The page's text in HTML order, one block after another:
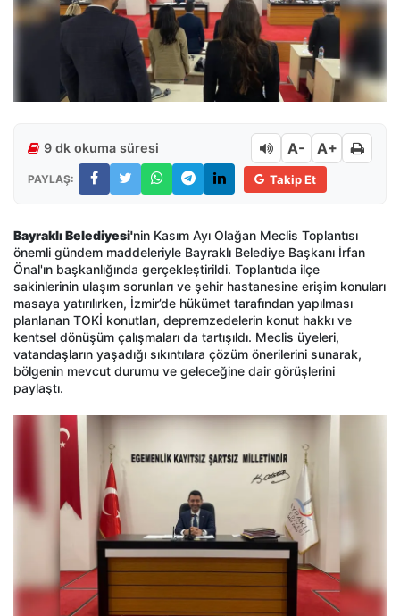
9 dk okuma süresi A- A+
PAYLAŞ: Takip Et
Bayraklı Belediyesi'nin Kasım Ayı Olağan Meclis Toplantısı
önemli gündem maddeleriyle Bayraklı Belediye Başkanı İrfan
Önal'ın başkanlığında gerçekleştirildi. Toplantıda ilçe
sakinlerinin ulaşım sorunları ve şehir hastanesine erişim konuları
masaya yatırılırken, İzmir’de hükümet tarafından yapılması
planlanan TOKİ konutları, depremzedelerin konut hakkı ve
kentsel dönüşüm çalışmaları da tartışıldı. Meclis üyeleri,
vatandaşların yaşadığı sıkıntılara çözüm önerilerini sunarak,
bölgenin mevcut durumu ve geleceğine dair görüşlerini
paylaştı.